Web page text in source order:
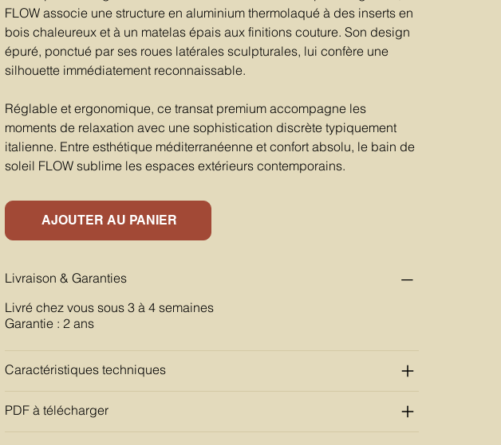
FLOW associe une structure en aluminium thermolaqué à des inserts en
bois chaleureux et à un matelas épais aux finitions couture. Son design
épuré, ponctué par ses roues latérales sculpturales, lui confère une
silhouette immédiatement reconnaissable.
Réglable et ergonomique, ce transat premium accompagne les
moments de relaxation avec une sophistication discrète typiquement
italienne. Entre esthétique méditerranéenne et confort absolu, le bain de
soleil FLOW sublime les espaces extérieurs contemporains.
AJOUTER AU PANIER
Livraison & Garanties
Livré chez vous sous 3 à 4 semaines
Garantie : 2 ans
Caractéristiques techniques
PDF à télécharger